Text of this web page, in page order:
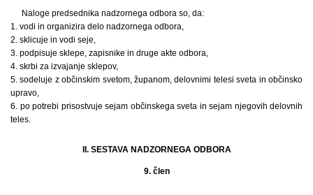
Naloge predsednika nadzornega odbora so, da:
1. vodi in organizira delo nadzornega odbora,
2. sklicuje in vodi seje,
3. podpisuje sklepe, zapisnike in druge akte odbora,
4. skrbi za izvajanje sklepov,
5. sodeluje z občinskim svetom, županom, delovnimi telesi sveta in občinsko
upravo,
6. po potrebi prisostvuje sejam občinskega sveta in sejam njegovih delovnih
teles.
II. SESTAVA NADZORNEGA ODBORA
9. člen